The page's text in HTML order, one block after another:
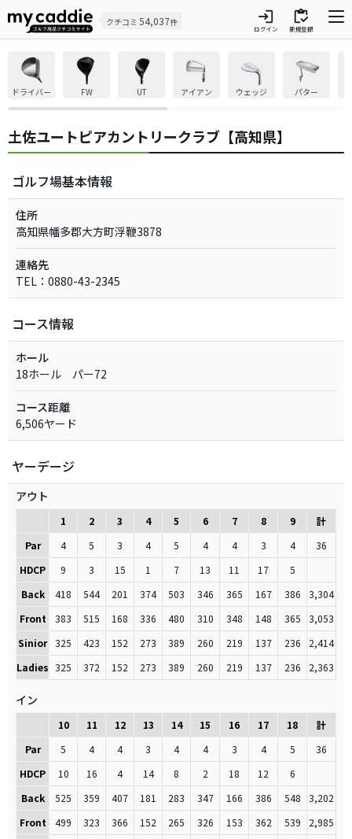
クチコミ 54,037件 login
ログイン
inventory
新規登録
ドライバー FW UT アイアン ウェッジ パター
土佐ユートピアカントリークラブ【高知県】
ゴルフ場基本情報
住所
高知県幡多郡大方町浮鞭3878
連絡先
TEL：0880-43-2345
コース情報
ホール
18ホール パー72
コース距離
6,506ヤード
ヤーデージ
アウト
1 2 3 4 5 6 7 8 9
計
Par
4 5 3 4 5 4 4 3 4
36
HDCP
9 3 15 1 7 13 11 17
5
Back
418 544 201 374 503 346 365 167 386
3,304
Front
383 515 168 336 480 310 348 148 365
3,053
Sinior 325 423 152 273 389 260 219 137 236
2,414
Ladies 325 372 152 273 389 260 219 137 236 2,363
イン
10 11 12 13 14 15 16 17 18
計
Par
5 4 4 3 4 4 3 4 5
36
HDCP
10 16 4 14 8 2 18 12
6
Back
525 359 407 181 283 347 166 386 548
3,202
Front
499 323 366 152 265 326 153 362 539
2,985